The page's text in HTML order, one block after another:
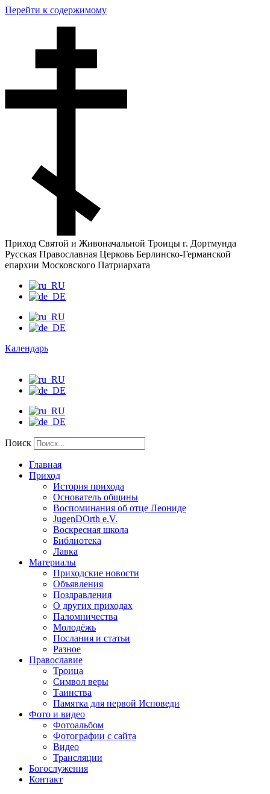
Перейти к содержимому
Приход Святой и Живоначальной Троицы г. Дортмунда
Русская Православная Церковь Берлинско-Германской
епархии Московского Патриархата
Календарь
Поиск
Главная
Приход
История прихода
Основатель общины
Воспоминания об отце Леониде
JugenDOrth e.V.
Воскресная школа
Библиотека
Лавка
Материалы
Приходские новости
Объявления
Поздравления
О других приходах
Паломничества
Молодёжь
Послания и статьи
Разное
Православие
Троица
Символ веры
Таинства
Памятка для первой Исповеди
Фото и видео
Фотоальбом
Фотографии с сайта
Видео
Трансляции
Богослужения
Контакт